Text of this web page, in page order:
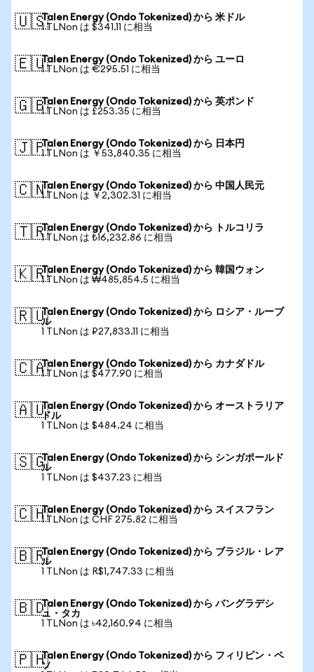
🇺🇸Talen Energy (Ondo Tokenized) から 米ドル
1 TLNon は $341.11 に相当
🇪🇺Talen Energy (Ondo Tokenized) から ユーロ
1 TLNon は €295.51 に相当
🇬🇧Talen Energy (Ondo Tokenized) から 英ポンド
1 TLNon は £253.35 に相当
🇯🇵Talen Energy (Ondo Tokenized) から 日本円
1 TLNon は ￥53,840.35 に相当
🇨🇳Talen Energy (Ondo Tokenized) から 中国人民元
1 TLNon は ￥2,302.31 に相当
🇹🇷Talen Energy (Ondo Tokenized) から トルコリラ
1 TLNon は ₺16,232.86 に相当
🇰🇷Talen Energy (Ondo Tokenized) から 韓国ウォン
1 TLNon は ₩485,854.5 に相当
🇷🇺Talen Energy (Ondo Tokenized) から ロシア・ルーブ
ル
1 TLNon は ₽27,833.11 に相当
🇨🇦Talen Energy (Ondo Tokenized) から カナダドル
1 TLNon は $477.90 に相当
🇦🇺Talen Energy (Ondo Tokenized) から オーストラリア
ドル
1 TLNon は $484.24 に相当
🇸🇬Talen Energy (Ondo Tokenized) から シンガポールド
ル
1 TLNon は $437.23 に相当
🇨🇭Talen Energy (Ondo Tokenized) から スイスフラン
1 TLNon は CHF 275.82 に相当
🇧🇷Talen Energy (Ondo Tokenized) から ブラジル・レア
ル
1 TLNon は R$1,747.33 に相当
🇧🇩Talen Energy (Ondo Tokenized) から バングラデシ
ュ・タカ
1 TLNon は ৳42,160.94 に相当
🇵🇭Talen Energy (Ondo Tokenized) から フィリピン・ペ
ソ